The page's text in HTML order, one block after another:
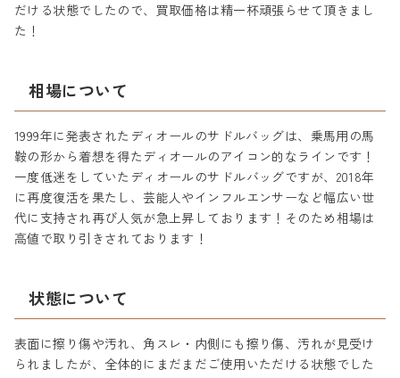
だける状態でしたので、買取価格は精一杯頑張らせて頂きまし
た！
相場について
1999年に発表されたディオールのサドルバッグは、乗馬用の馬
鞍の形から着想を得たディオールのアイコン的なラインです！
一度低迷をしていたディオールのサドルバッグですが、2018年
に再度復活を果たし、芸能人やインフルエンサーなど幅広い世
代に支持され再び人気が急上昇しております！そのため相場は
高値で取り引きされております！
状態について
表面に擦り傷や汚れ、角スレ・内側にも擦り傷、汚れが見受け
られましたが、全体的にまだまだご使用いただける状態でした